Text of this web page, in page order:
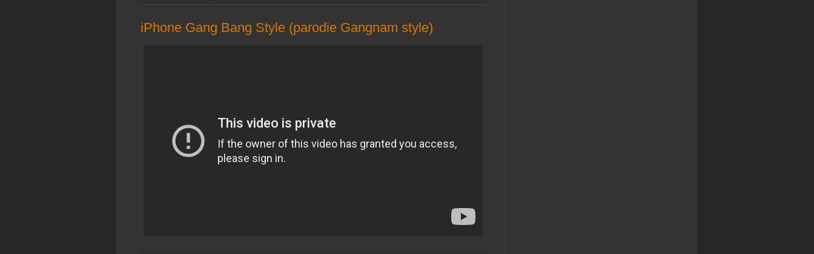
iPhone Gang Bang Style (parodie Gangnam style)